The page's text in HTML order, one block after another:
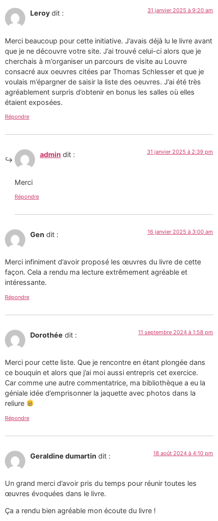
Leroy dit : 31 janvier 2025 à 9:20 am
Merci beaucoup pour cette initiative. J’avais déjà lu le livre avant
que je ne découvre votre site. J’ai trouvé celui-ci alors que je
cherchais à m’organiser un parcours de visite au Louvre
consacré aux oeuvres citées par Thomas Schlesser et que je
voulais m’épargner de saisir la liste des oeuvres. J’ai été très
agréablement surpris d’obtenir en bonus les salles où elles
étaient exposées.
Répondre
admin dit : 31 janvier 2025 à 2:39 pm
Merci
Répondre
Gen dit : 16 janvier 2025 à 3:00 am
Merci infiniment d’avoir proposé les œuvres du livre de cette
façon. Cela a rendu ma lecture extrêmement agréable et
intéressante.
Répondre
Dorothée dit : 11 septembre 2024 à 1:58 pm
Merci pour cette liste. Que je rencontre en étant plongée dans
ce bouquin et alors que j’ai moi aussi entrepris cet exercice.
Car comme une autre commentatrice, ma bibliothèque a eu la
géniale idée d’emprisonner la jaquette avec photos dans la
reliure
Répondre
Geraldine dumartin dit : 18 août 2024 à 4:10 pm
Un grand merci d’avoir pris du temps pour réunir toutes les
œuvres évoquées dans le livre.
Ça a rendu bien agréable mon écoute du livre !